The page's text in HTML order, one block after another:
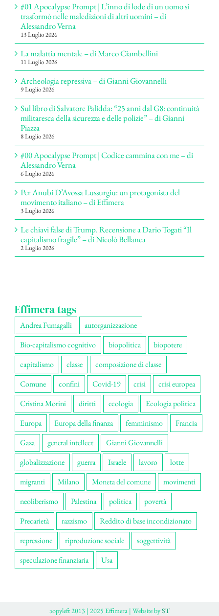
#01 Apocalypse Prompt | L’inno di lode di un uomo si
trasformò nelle maledizioni di altri uomini – di
Alessandro Verna
13 Luglio 2026
La malattia mentale – di Marco Ciambellini
11 Luglio 2026
Archeologia repressiva – di Gianni Giovannelli
9 Luglio 2026
Sul libro di Salvatore Palidda: “25 anni dal G8: continuità
militaresca della sicurezza e delle polizie” – di Gianni
Piazza
8 Luglio 2026
#00 Apocalypse Prompt | Codice cammina con me – di
Alessandro Verna
6 Luglio 2026
Per Anubi D’Avossa Lussurgiu: un protagonista del
movimento italiano – di Effimera
3 Luglio 2026
Le chiavi false di Trump. Recensione a Dario Togati “Il
capitalismo fragile” – di Nicolò Bellanca
2 Luglio 2026
Effimera tags
Andrea Fumagalli
autorganizzazione
Bio-capitalismo cognitivo
biopolitica
biopotere
capitalismo
classe
composizione di classe
Comune
confini Covid-19 crisi
crisi europea
Cristina Morini
diritti ecologia
Ecologia politica
Europa
Europa della finanza femminismo
Francia
Gaza
general intellect
Gianni Giovannelli
globalizzazione
guerra Israele lavoro
lotte
migranti
Milano Moneta del comune
movimenti
neoliberismo
Palestina politica
povertà
Precarietà
razzismo
Reddito di base incondizionato
repressione
riproduzione sociale
soggettività
speculazione finanziaria
Usa
ɔopyleft 2013 | 2025 Effimera | Website byST